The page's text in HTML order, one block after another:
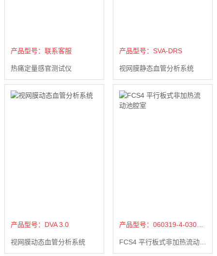
产品型号：联系客服
热痛定量感官测试仪
产品型号：SVA-DRS
视网膜静态血管分析系统
产品型号：DVA 3.0
视网膜动态血管分析系统
产品型号：060319-4-0308-NH
FCS4 平行板式非加热流动池腔室